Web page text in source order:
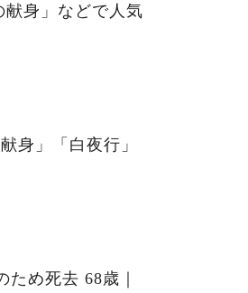
献身」などで人気
身」「白夜行」
め死去 68歳｜